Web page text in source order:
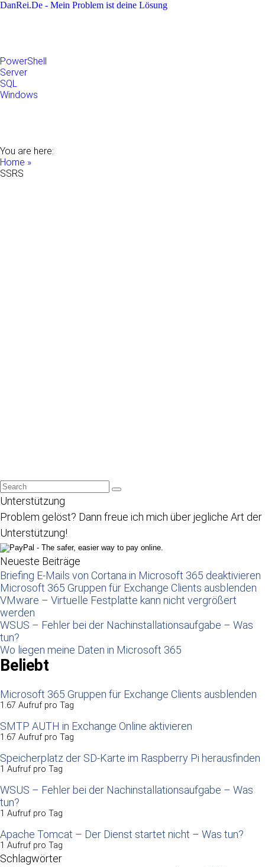
DanRei.De - Mein Problem ist deine Lösung
PowerShell
Server
SQL
Windows
You are here:
Home »
SSRS
Unterstützung
Problem gelöst? Dann freue ich mich über jegliche Art der
Unterstützung!
Neueste Beiträge
Briefing E-Mails von Cortana in Microsoft 365 deaktivieren
Microsoft 365 Gruppen für Exchange Clients ausblenden
VMware – Virtuelle Festplatte kann nicht vergrößert
werden
WSUS – Fehler bei der Nachinstallationsaufgabe – Was
tun?
Wo liegen meine Daten in Microsoft 365
Beliebt
Microsoft 365 Gruppen für Exchange Clients ausblenden
1.67 Aufruf pro Tag
SMTP AUTH in Exchange Online aktivieren
1.67 Aufruf pro Tag
Speicherplatz der SD-Karte im Raspberry Pi herausfinden
1 Aufruf pro Tag
WSUS – Fehler bei der Nachinstallationsaufgabe – Was
tun?
1 Aufruf pro Tag
Apache Tomcat – Der Dienst startet nicht – Was tun?
1 Aufruf pro Tag
Schlagwörter